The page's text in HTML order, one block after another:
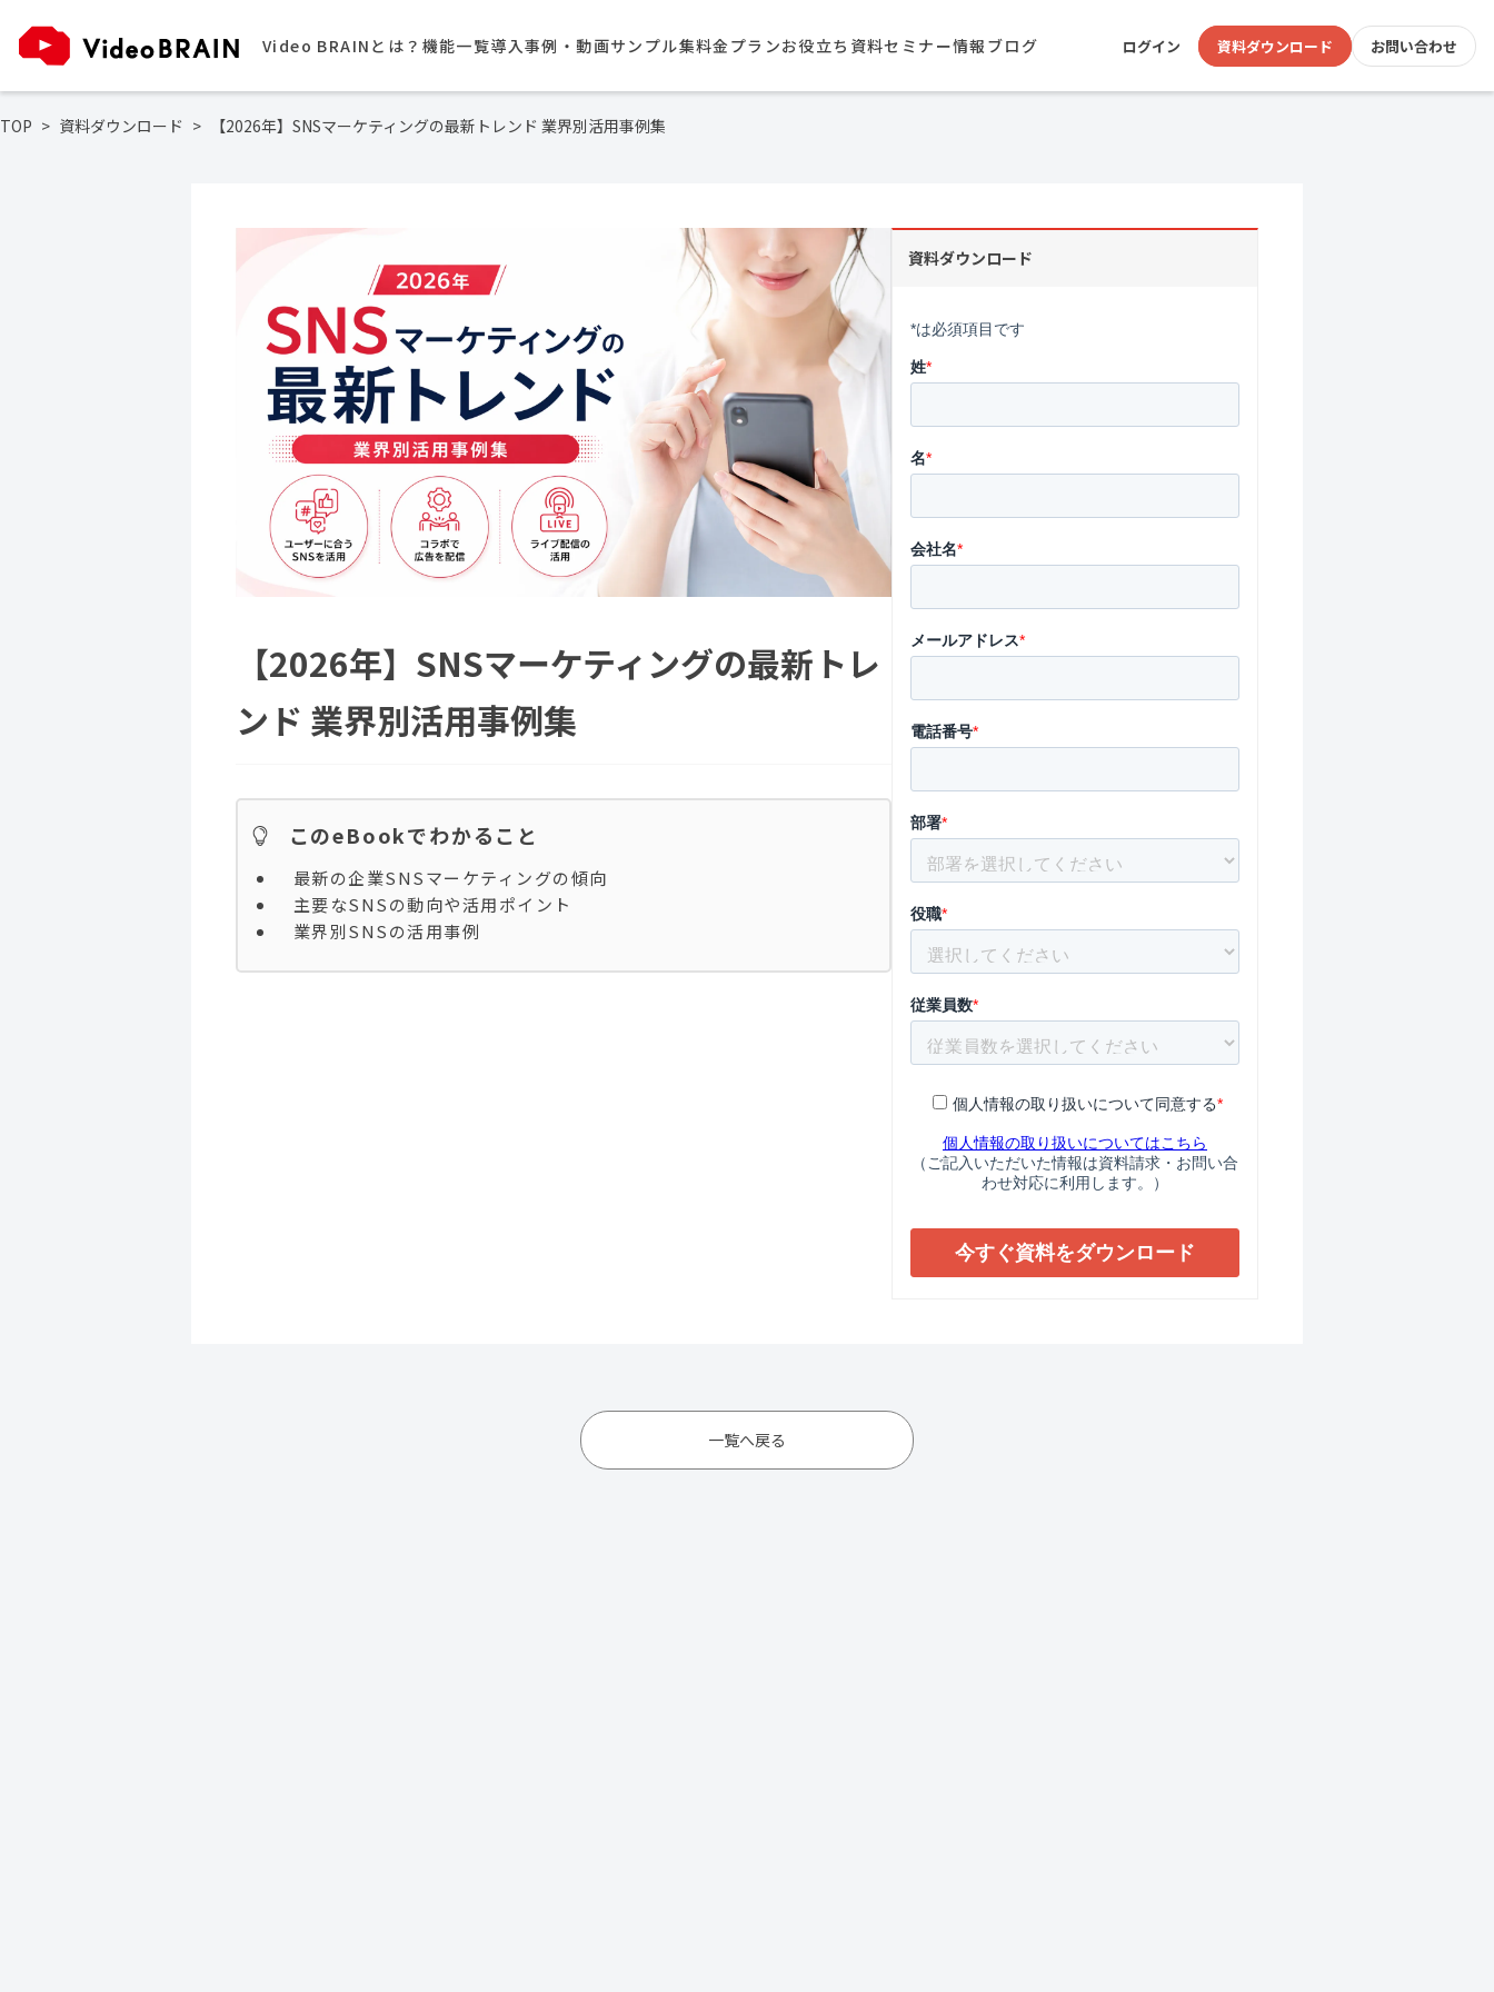
Video BRAINとは？ 機能一覧導入事例・動画サンプル集​料金プランお役立ち資料セミナー情報 ブログ ログイン 資料ダウンロード お問い合わせ
TOP 資料ダウンロード 【2026年】SNSマーケティングの最新トレンド 業界別活用事例集
【2026年】SNSマーケティングの最新トレ
ンド 業界別活用事例集
このeBookでわかること
最新の企業SNSマーケティングの傾向
主要なSNSの動向や活用ポイント
業界別SNSの活用事例
資料ダウンロード
一覧へ戻る